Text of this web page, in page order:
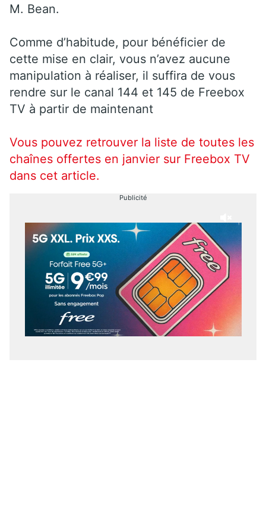
M. Bean.
Comme d’habitude, pour bénéficier de
cette mise en clair, vous n’avez aucune
manipulation à réaliser, il suffira de vous
rendre sur le canal 144 et 145 de Freebox
TV à partir de maintenant
Vous pouvez retrouver la liste de toutes les
chaînes offertes en janvier sur Freebox TV
dans cet article.
Publicité